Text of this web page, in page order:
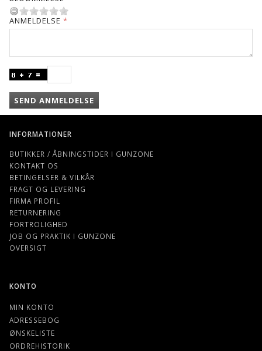
ANMELDELSE
SEND ANMELDELSE
INFORMATIONER
BUTIKKER / ÅBNINGSTIDER I GUNZONE
KONTAKT OS
BETINGELSER & VILKÅR
FRAGT OG LEVERING
FIRMA PROFIL
RETURNERING
FORTROLIGHED
JOB OG PRAKTIK I GUNZONE
OVERSIGT
KONTO
MIN KONTO
ADRESSEBOG
ØNSKELISTE
ORDREHISTORIK